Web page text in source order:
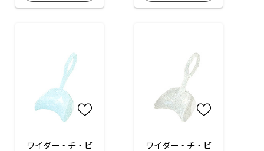
ワイダー・チ・ビ
ワイダー・チ・ビ